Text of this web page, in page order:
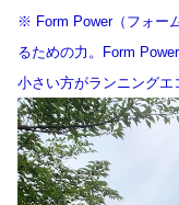
※ Form Power（フォー
るための力。Form
小さい方がランニングエ